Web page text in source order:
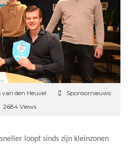
van den Heuvel
Sponsornieuws
2684 Views
loopt sinds zijn kleinzonen